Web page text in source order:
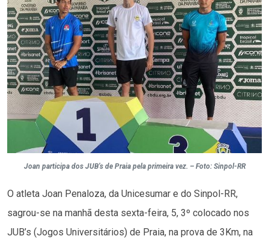
Joan participa dos JUB’s de Praia pela primeira vez. – Foto: Sinpol-RR
O atleta Joan Penaloza, da Unicesumar e do Sinpol-RR,
sagrou-se na manhã desta sexta-feira, 5, 3º colocado nos
JUB’s (Jogos Universitários) de Praia, na prova de 3Km, na